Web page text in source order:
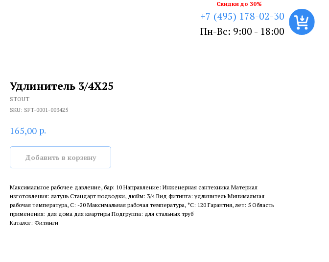
+7 (495) 178-02-30
Пн-Вс: 9:00 - 18:00
Скидки до 30%
Удлинитель 3/4X25
STOUT
SKU: SFT-0001-003425
165,00 р.
Добавить в корзину
Максимальное рабочее давление, бар: 10 Направление: Инженерная сантехника Материал
изготовления: латунь Стандарт подводки, дюйм: 3/4 Вид фитинга: удлинитель Минимальная
рабочая температура, С: -20 Максимальная рабочая температура, °С: 120 Гарантия, лет: 5 Область
применения: для дома для квартиры Подгруппа: для стальных труб
Каталог: Фитинги